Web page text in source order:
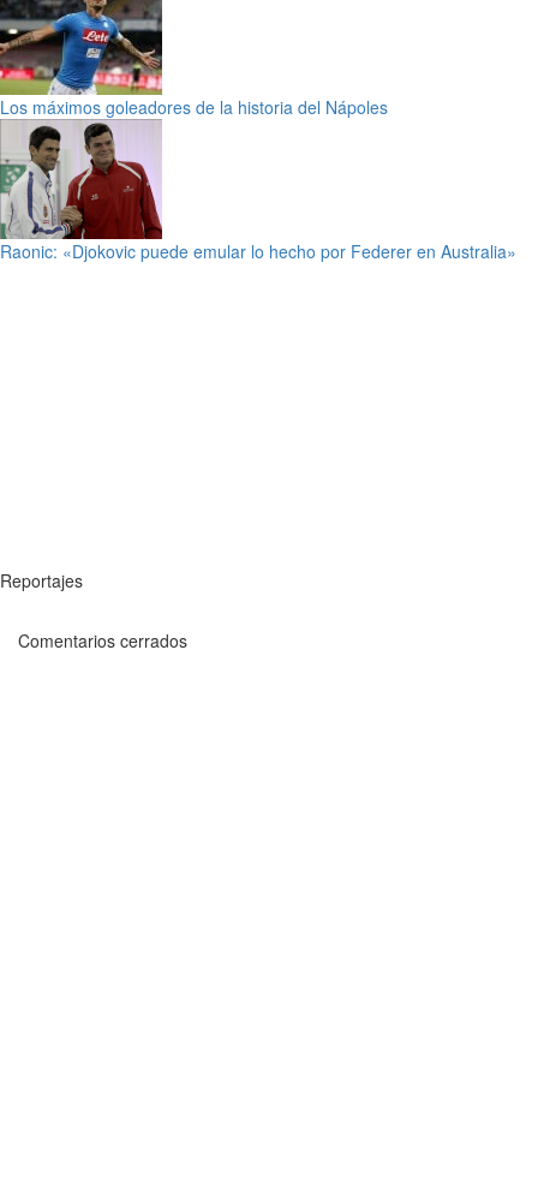
Los máximos goleadores de la historia del Nápoles
Raonic: «Djokovic puede emular lo hecho por Federer en Australia»
Reportajes
Comentarios cerrados